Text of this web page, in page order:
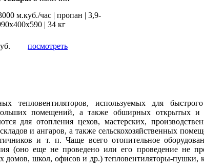
м.куб./час | пропан | 3,9-
| 34 кг
посмотреть
используемых для быстрого
помещений, а также обширных открытых и
для отопления цехов, мастерских,
и ангаров, а также сельскохозяйственных
и т. п. Чаще всего отопительное
(оно еще не проведено или его проведение не
домов, школ, офисов и др.) тепловентиляторы-пушки,